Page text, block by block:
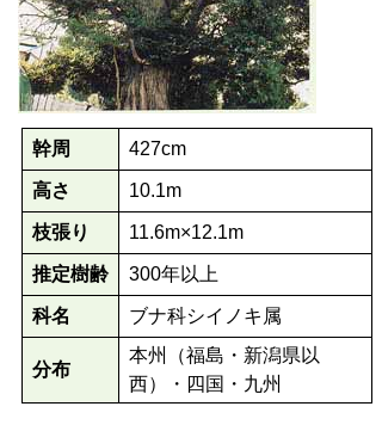
幹周 427cm
高さ 10.1m
枝張り 11.6m×12.1m
推定樹齢 300年以上
科名 ブナ科シイノキ属
分布
本州（福島・新潟県以
西）・四国・九州